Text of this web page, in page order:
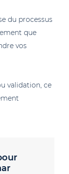
du processus
que
vos
validation, ce